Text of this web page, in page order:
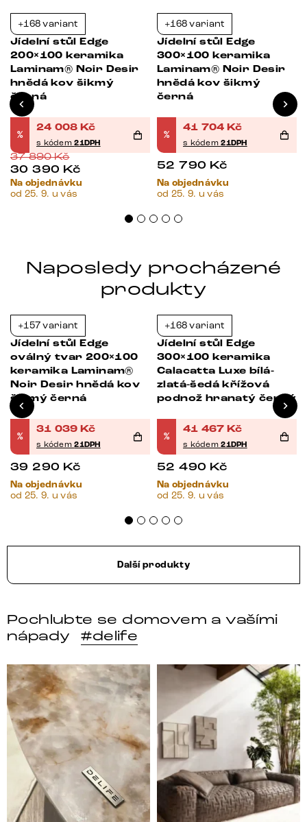
+168 variant
Jídelní stůl Edge
200×100 keramika
Laminam® Noir Desir
hnědá kov šikmý
černá
%
24 008 Kč
s kódem21DPH
37 890Kč
30 390 Kč
Na objednávku
od 25. 9. u vás
+168 variant
Jídelní stůl Edge
300×100 keramika
Laminam® Noir Desir
hnědá kov šikmý
černá
%
41 704 Kč
s kódem21DPH
52 790 Kč
Na objednávku
od 25. 9. u vás
Naposledy procházené
produkty
+157 variant
Jídelní stůl Edge
oválný tvar 200×100
keramika Laminam®
Noir Desir hnědá kov
šikmý černá
%
31 039 Kč
s kódem21DPH
39 290 Kč
Na objednávku
od 25. 9. u vás
+168 variant
Jídelní stůl Edge
300×100 keramika
Calacatta Luxe bílá-
zlatá-šedá křížová
podnož hranatý černý
%
41 467 Kč
s kódem21DPH
52 490 Kč
Na objednávku
od 25. 9. u vás
Další produkty
Pochlubte se domovem a vašími
nápady
#delife
DELIFE – Nábytek, který promění dům v domov. Domo
Místo, kam se budeš těšit